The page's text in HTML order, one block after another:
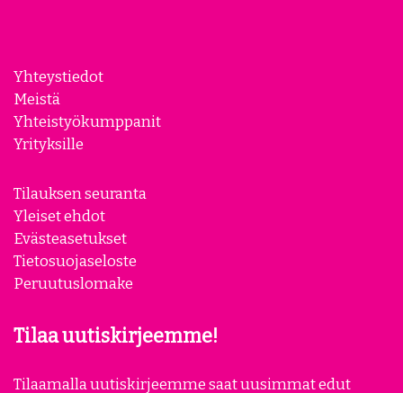
Yhteystiedot
Meistä
Yhteistyökumppanit
Yrityksille
Tilauksen seuranta
Yleiset ehdot
Evästeasetukset
Tietosuojaseloste
Peruutuslomake
Tilaa uutiskirjeemme!
Tilaamalla uutiskirjeemme saat uusimmat edut